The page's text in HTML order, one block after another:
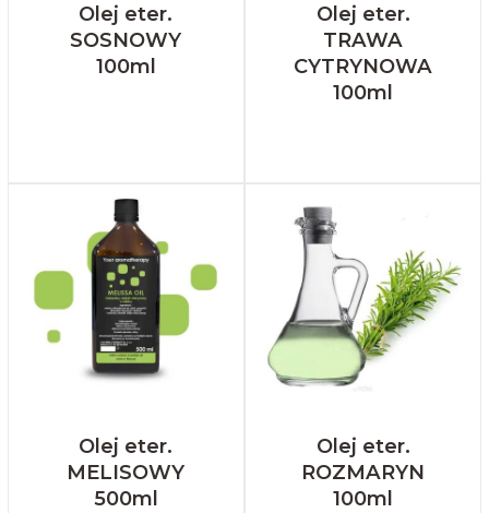
Olej eter.
SOSNOWY
100ml
Olej eter.
TRAWA
CYTRYNOWA
100ml
Olej eter.
MELISOWY
500ml
Olej eter.
ROZMARYN
100ml